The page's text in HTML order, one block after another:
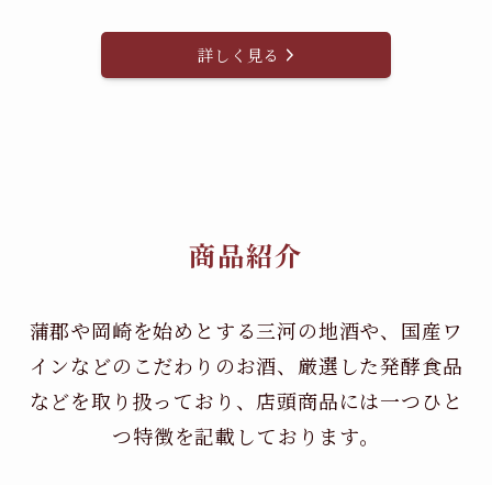
詳しく見る
商品紹介
蒲郡や岡崎を始めとする三河の地酒や、国産ワ
インなどのこだわりのお酒、 厳選した発酵食品
などを取り扱っており、店頭商品には一つひと
つ特徴を記載しております。